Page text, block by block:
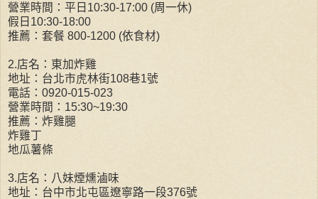
營業時間：平日10:30-17:00 (周一休)
假日10:30-18:00
推薦：套餐 800-1200 (依食材)
2.店名：東加炸雞
地址：台北市虎林街108巷1號
電話：0920-015-023
營業時間：15:30~19:30
推薦：炸雞腿
炸雞丁
地瓜薯條
3.店名：八妹煙燻滷味
地址：台中市北屯區遼寧路一段376號